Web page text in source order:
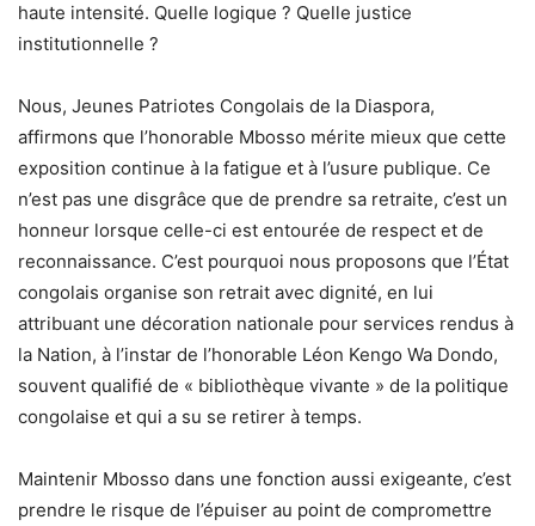
haute intensité. Quelle logique ? Quelle justice
institutionnelle ?
Nous, Jeunes Patriotes Congolais de la Diaspora,
affirmons que l’honorable Mbosso mérite mieux que cette
exposition continue à la fatigue et à l’usure publique. Ce
n’est pas une disgrâce que de prendre sa retraite, c’est un
honneur lorsque celle-ci est entourée de respect et de
reconnaissance. C’est pourquoi nous proposons que l’État
congolais organise son retrait avec dignité, en lui
attribuant une décoration nationale pour services rendus à
la Nation, à l’instar de l’honorable Léon Kengo Wa Dondo,
souvent qualifié de « bibliothèque vivante » de la politique
congolaise et qui a su se retirer à temps.
Maintenir Mbosso dans une fonction aussi exigeante, c’est
prendre le risque de l’épuiser au point de compromettre